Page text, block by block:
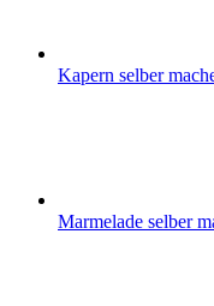
Kapern selber
Marmelade selber